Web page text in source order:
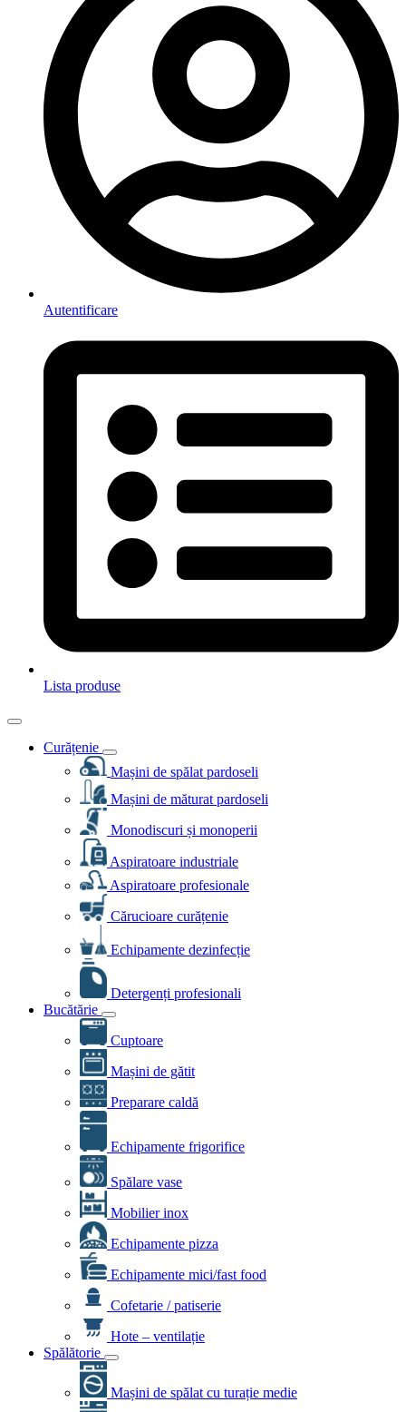
Autentificare
Lista produse
Curățenie
Mașini de spălat pardoseli
Mașini de măturat pardoseli
Monodiscuri și monoperii
Aspiratoare industriale
Aspiratoare profesionale
Cărucioare curățenie
Echipamente dezinfecție
Detergenți profesionali
Bucătărie
Cuptoare
Mașini de gătit
Preparare caldă
Echipamente frigorifice
Spălare vase
Mobilier inox
Echipamente pizza
Echipamente mici/fast food
Cofetarie / patiserie
Hote – ventilație
Spălătorie
Mașini de spălat cu turație medie